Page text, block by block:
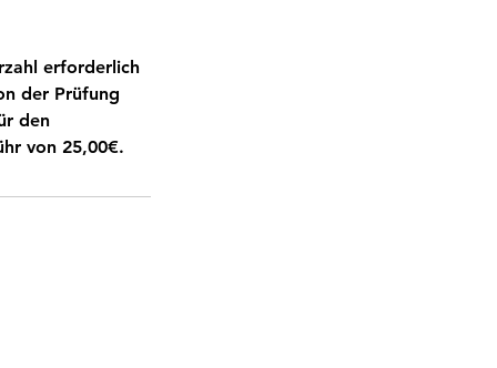
erforderlich
der Prüfung
den
von 25,00€.